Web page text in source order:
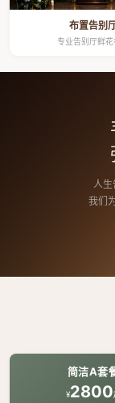
布置告别
专业告别厅鲜花
人生
我们
简洁A套
¥2800